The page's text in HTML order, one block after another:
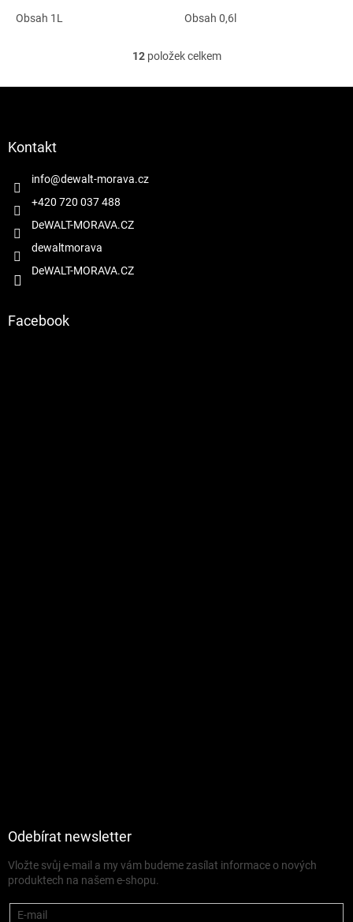
Obsah 1L Obsah 0,6l
O
12položek celkem
Kontakt
info@dewalt-morava.cz
+420 720 037 488
DeWALT-MORAVA.CZ
dewaltmorava
DeWALT-MORAVA.CZ
Facebook
Odebírat newsletter
Vložte svůj e-mail a my vám budeme zasílat informace o nových
produktech na našem e-shopu.
E-mail